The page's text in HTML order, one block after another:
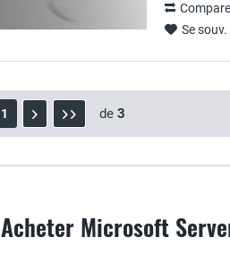
Se souv.
1 de 3
Acheter Microsoft